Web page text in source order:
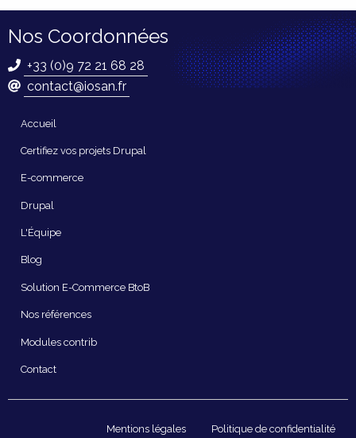
Nos Coordonnées
+33 (0)9 72 21 68 28
contact@iosan.fr
Navigation
principale
Accueil
Certifiez vos projets Drupal
E-commerce
Drupal
L'Équipe
Blog
Solution E-Commerce BtoB
Nos références
Modules contrib
Contact
Mentions légales Politique de confidentialité